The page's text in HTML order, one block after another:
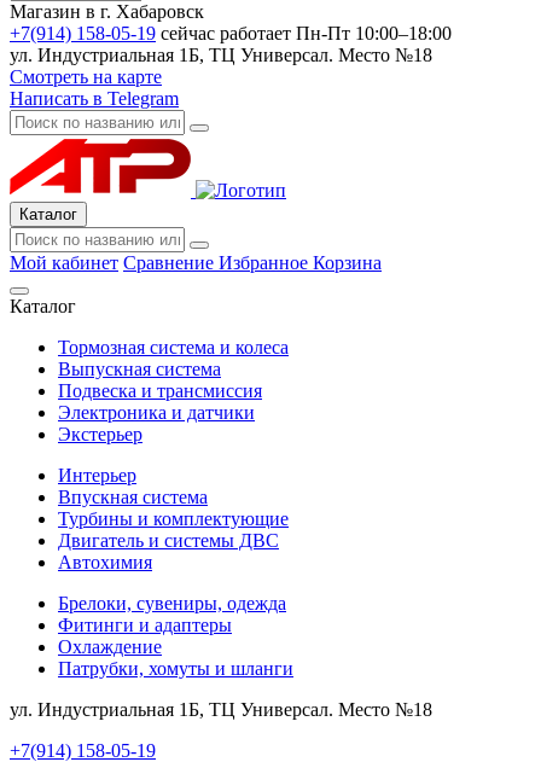
Магазин в г. Хабаровск
+7(914) 158-05-19 сейчас работает Пн-Пт 10:00–18:00
ул. Индустриальная 1Б, ТЦ Универсал. Место №18
Смотреть на карте
Написать в Telegram
Каталог
Мой кабинет Сравнение Избранное Корзина
Каталог
Тормозная система и колеса
Выпускная система
Подвеска и трансмиссия
Электроника и датчики
Экстерьер
Интерьер
Впускная система
Турбины и комплектующие
Двигатель и системы ДВС
Автохимия
Брелоки, сувениры, одежда
Фитинги и адаптеры
Охлаждение
Патрубки, хомуты и шланги
ул. Индустриальная 1Б, ТЦ Универсал. Место №18
+7(914) 158-05-19